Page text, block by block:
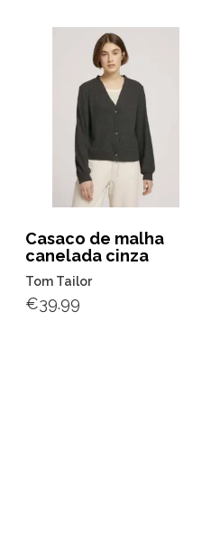
Casaco de malha
canelada cinza
Tom Tailor
€39.99